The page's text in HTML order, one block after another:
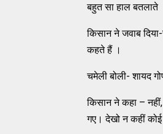
बहुत सा हाल बतलाते
किसान ने जवाब
कहते हैं ।
चमेली बोली- शायद
किसान ने कहा –
गए। देखो न कहीं कोई